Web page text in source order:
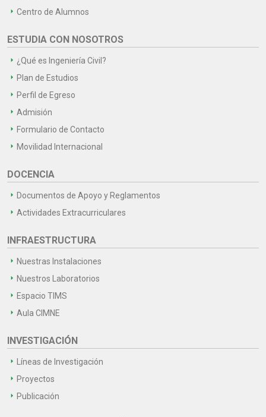
Centro de Alumnos
ESTUDIA CON NOSOTROS
¿Qué es Ingeniería Civil?
Plan de Estudios
Perfil de Egreso
Admisión
Formulario de Contacto
Movilidad Internacional
DOCENCIA
Documentos de Apoyo y Reglamentos
Actividades Extracurriculares
INFRAESTRUCTURA
Nuestras Instalaciones
Nuestros Laboratorios
Espacio TIMS
Aula CIMNE
INVESTIGACIÓN
Líneas de Investigación
Proyectos
Publicación